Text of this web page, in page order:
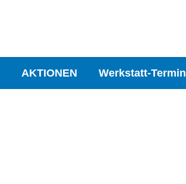
AKTIONEN Werkstatt-Termin